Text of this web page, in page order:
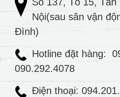
Số 137, Tổ 15,
Nội(sau sân vận
Đình)
Hotline đặt hàng:
090.292.4078
Điện thoại: